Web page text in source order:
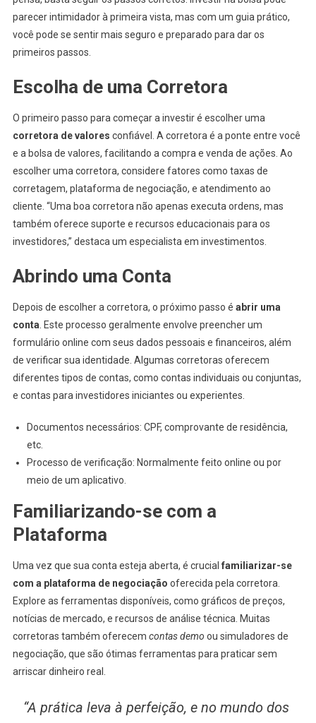
parecer intimidador à primeira vista, mas com um guia prático,
você pode se sentir mais seguro e preparado para dar os
primeiros passos.
Escolha de uma Corretora
O primeiro passo para começar a investir é escolher uma
corretora de valores confiável. A corretora é a ponte entre você
e a bolsa de valores, facilitando a compra e venda de ações. Ao
escolher uma corretora, considere fatores como taxas de
corretagem, plataforma de negociação, e atendimento ao
cliente. “Uma boa corretora não apenas executa ordens, mas
também oferece suporte e recursos educacionais para os
investidores,” destaca um especialista em investimentos.
Abrindo uma Conta
Depois de escolher a corretora, o próximo passo é abrir uma
conta . Este processo geralmente envolve preencher um
formulário online com seus dados pessoais e financeiros, além
de verificar sua identidade. Algumas corretoras oferecem
diferentes tipos de contas, como contas individuais ou conjuntas,
e contas para investidores iniciantes ou experientes.
Documentos necessários: CPF, comprovante de residência,
etc.
Processo de verificação: Normalmente feito online ou por
meio de um aplicativo.
Familiarizando-se com a
Plataforma
Uma vez que sua conta esteja aberta, é crucial familiarizar-se
com a plataforma de negociação oferecida pela corretora.
Explore as ferramentas disponíveis, como gráficos de preços,
notícias de mercado, e recursos de análise técnica. Muitas
corretoras também oferecem contas demo ou simuladores de
negociação, que são ótimas ferramentas para praticar sem
arriscar dinheiro real.
“A prática leva à perfeição, e no mundo dos